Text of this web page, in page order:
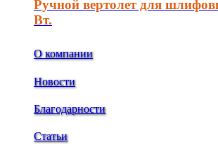
Ручной вертолет для
Вт.
О компании
Новости
Благодарности
Статьи